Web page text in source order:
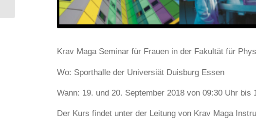
Krav Maga Seminar für Frauen in der Fakultät für
Wo: Sporthalle der Universiät Duisburg Essen
Wann: 19. und 20. September 2018 von 09:30 Uhr bis
Der Kurs findet unter der Leitung von Krav Maga